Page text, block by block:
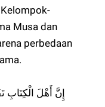
Musa dan
perbedaan
إِنَّ أَهْلَ الْكِتَابِ